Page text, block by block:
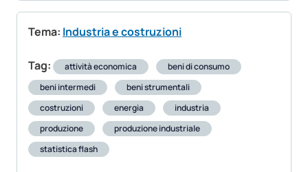
Tema: Industria e costruzioni
Tag: attività economica
beni di consumo
beni intermedi
beni strumentali
costruzioni
energia
industria
produzione
produzione industriale
statistica flash